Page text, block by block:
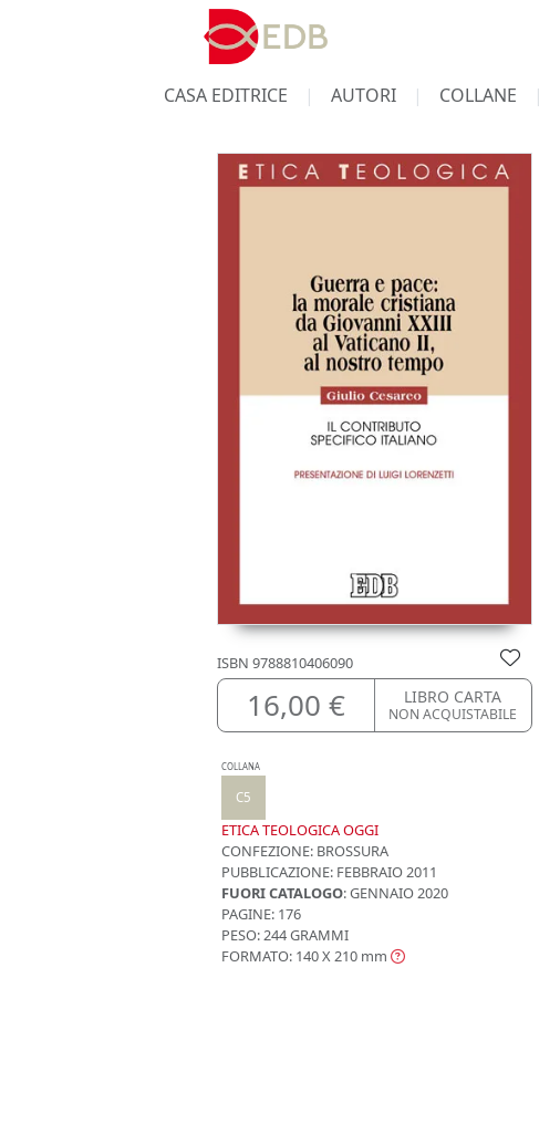
CASA EDITRICE AUTORI COLLANE
ISBN 9788810406090
16,00 € LIBRO CARTA
NON ACQUISTABILE
COLLANA
C5
ETICA TEOLOGICA OGGI
CONFEZIONE: BROSSURA
PUBBLICAZIONE: FEBBRAIO 2011
FUORI CATALOGO: GENNAIO 2020
PAGINE: 176
PESO: 244 GRAMMI
FORMATO: 140 X 210 mm